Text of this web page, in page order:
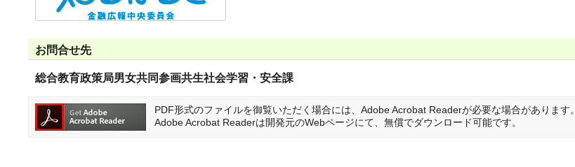
お問合せ先
総合教育政策局男女共同参画共生社会学習・安全課
PDF形式のファイルを御覧いただく場合には、Adobe Acrobat Readerが必要な場合があります。
Adobe Acrobat Readerは開発元のWebページにて、無償でダウンロード可能です。